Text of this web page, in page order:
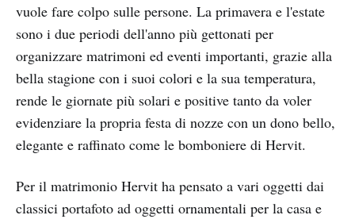
vuole fare colpo sulle persone. La primavera e l'estate
sono i due periodi dell'anno più gettonati per
organizzare matrimoni ed eventi importanti, grazie alla
bella stagione con i suoi colori e la sua temperatura,
rende le giornate più solari e positive tanto da voler
evidenziare la propria festa di nozze con un dono bello,
elegante e raffinato come le bomboniere di Hervit.
Per il matrimonio Hervit ha pensato a vari oggetti dai
classici portafoto ad oggetti ornamentali per la casa e